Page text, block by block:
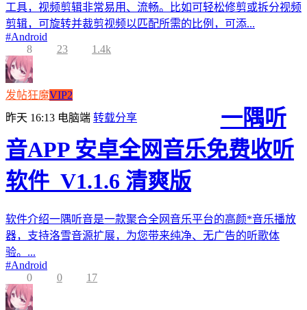
工具，视频剪辑非常易用、流畅。比如可轻松修剪或拆分视频
剪辑，可旋转并裁剪视频以匹配所需的比例，可添...
#Android
8
23 1.4k
发帖狂魔VIP2
昨天 16:13 电脑端 转载分享
一隅听
音APP 安卓全网音乐免费收听
软件_V1.1.6 清爽版
软件介绍一隅听音是一款聚合全网音乐平台的高颜*音乐播放
器，支持洛雪音源扩展，为您带来纯净、无广告的听歌体
验。...
#Android
0
0 17